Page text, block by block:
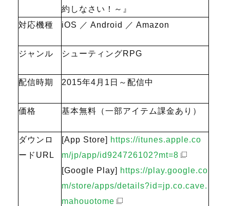
約しなさい！～』
対応機種
iOS ／ Android ／ Amazon
ジャンル シューティングRPG
配信時期 2015年4月1日～配信中
価格 基本無料（一部アイテム課金あり）
ダウンロ
ードURL
[App Store] https://itunes.apple.co
m/jp/app/id924726102?mt=8
[Google Play] https://play.google.co
m/store/apps/details?id=jp.co.cave.
mahouotome